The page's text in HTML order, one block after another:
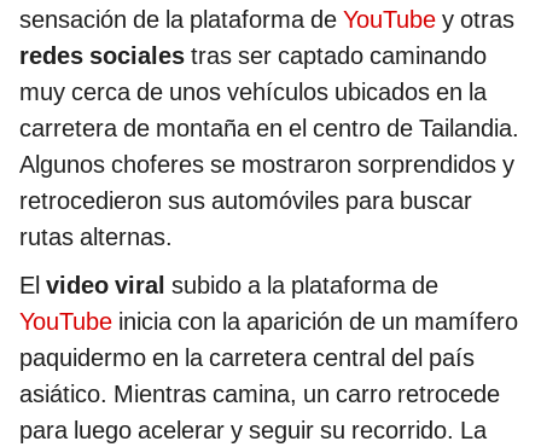
sensación de la plataforma de YouTube y otras
redes sociales tras ser captado caminando
muy cerca de unos vehículos ubicados en la
carretera de montaña en el centro de Tailandia.
Algunos choferes se mostraron sorprendidos y
retrocedieron sus automóviles para buscar
rutas alternas.
El video viral subido a la plataforma de
YouTube inicia con la aparición de un mamífero
paquidermo en la carretera central del país
asiático. Mientras camina, un carro retrocede
para luego acelerar y seguir su recorrido. La